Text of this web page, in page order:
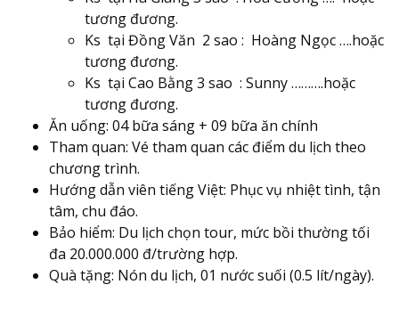
tương đương.
Ks tại Đồng Văn 2 sao : Hoàng Ngọc ….hoặc
tương đương.
Ks tại Cao Bằng 3 sao : Sunny ……….hoặc
tương đương.
Ăn uống: 04 bữa sáng + 09 bữa ăn chính
Tham quan: Vé tham quan các điểm du lịch theo
chương trình.
Hướng dẫn viên tiếng Việt: Phục vụ nhiệt tình, tận
tâm, chu đáo.
Bảo hiểm: Du lịch chọn tour, mức bồi thường tối
đa 20.000.000 đ/trường hợp.
Quà tặng: Nón du lịch, 01 nước suối (0.5 lít/ngày).